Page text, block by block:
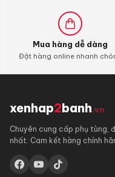
Mua hàng dễ dàng
Đặt hàng online nhanh
xenhap2banh.vn
Chuyên cung cấp phụ tùng,
nhất. Cam kết hàng chính